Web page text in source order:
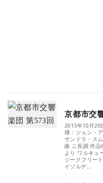
京都市交
2013年10月20
揮：ジョン・
サンドラ・ス
曲 ニ長調 作品
より ワルキュ
ジークフリー
イゾルデ...